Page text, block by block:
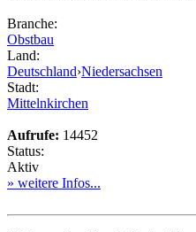
Branche:
Obstbau
Land:
Deutschland›Niedersachsen
Stadt:
Mittelnkirchen
Aufrufe: 14452
Status:
Aktiv
» weitere Infos...